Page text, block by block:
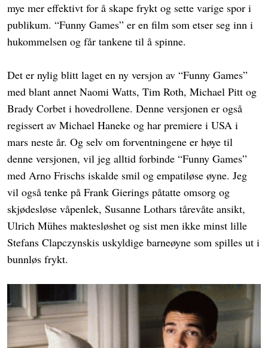
mye mer effektivt for å skape frykt og sette varige spor i
publikum. “Funny Games” er en film som etser seg inn i
hukommelsen og får tankene til å spinne.
Det er nylig blitt laget en ny versjon av “Funny Games”
med blant annet Naomi Watts, Tim Roth, Michael Pitt og
Brady Corbet i hovedrollene. Denne versjonen er også
regissert av Michael Haneke og har premiere i USA i
mars neste år. Og selv om forventningene er høye til
denne versjonen, vil jeg alltid forbinde “Funny Games”
med Arno Frischs iskalde smil og empatiløse øyne. Jeg
vil også tenke på Frank Gierings påtatte omsorg og
skjødesløse våpenlek, Susanne Lothars tårevåte ansikt,
Ulrich Mühes maktesløshet og sist men ikke minst lille
Stefans Clapczynskis uskyldige barneøyne som spilles ut i
bunnløs frykt.